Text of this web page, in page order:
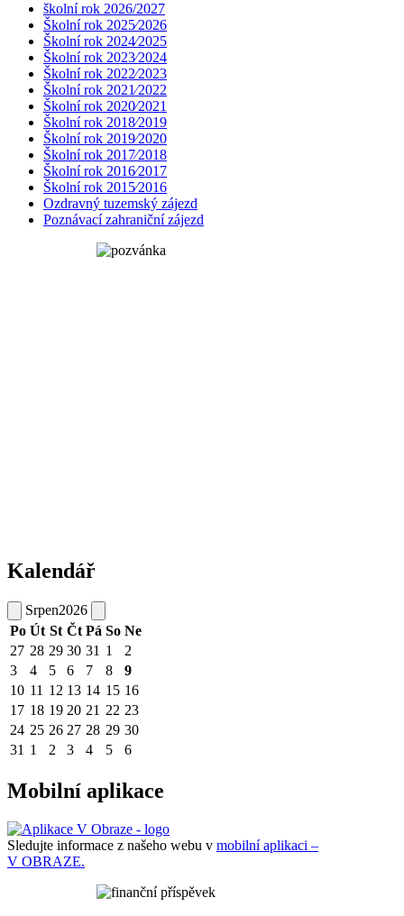
školní rok 2026/2027
Školní rok 2025⁄2026
Školní rok 2024⁄2025
Školní rok 2023⁄2024
Školní rok 2022⁄2023
Školní rok 2021⁄2022
Školní rok 2020⁄2021
Školní rok 2018⁄2019
Školní rok 2019⁄2020
Školní rok 2017⁄2018
Školní rok 2016⁄2017
Školní rok 2015⁄2016
Ozdravný tuzemský zájezd
Poznávací zahraniční zájezd
Kalendář
Srpen2026
Po Út St Čt Pá So Ne
27 28 29 30 31 1
2
3
4 5 6 7 8
9
10 11 12 13 14 15 16
17 18 19 20 21 22 23
24 25 26 27 28 29 30
31 1 2 3 4 5 6
Mobilní aplikace
Sledujte informace z našeho webu v mobilní aplikaci –
V OBRAZE.